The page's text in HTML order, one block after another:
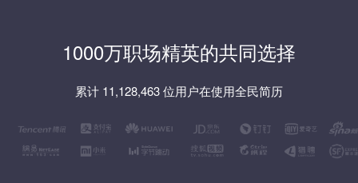
1000万职场精英的共同选择
累计 11,128,463 位用户在使用全民简历